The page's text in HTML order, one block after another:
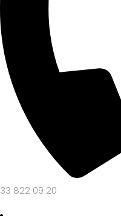
33 822 09 20